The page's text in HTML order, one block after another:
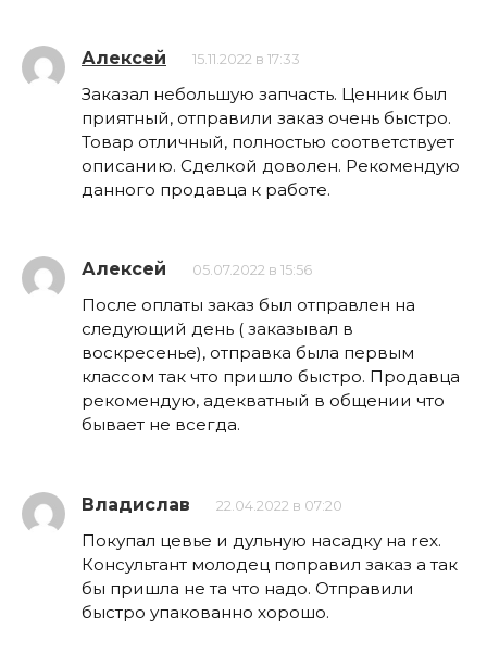
Алексей 15.11.2022 в 17:33
Заказал небольшую запчасть. Ценник был
приятный, отправили заказ очень быстро.
Товар отличный, полностью соответствует
описанию. Сделкой доволен. Рекомендую
данного продавца к работе.
Алексей 05.07.2022 в 15:56
После оплаты заказ был отправлен на
следующий день ( заказывал в
воскресенье), отправка была первым
классом так что пришло быстро. Продавца
рекомендую, адекватный в общении что
бывает не всегда.
Владислав 22.04.2022 в 07:20
Покупал цевье и дульную насадку на rex.
Консультант молодец поправил заказ а так
бы пришла не та что надо. Отправили
быстро упакованно хорошо.